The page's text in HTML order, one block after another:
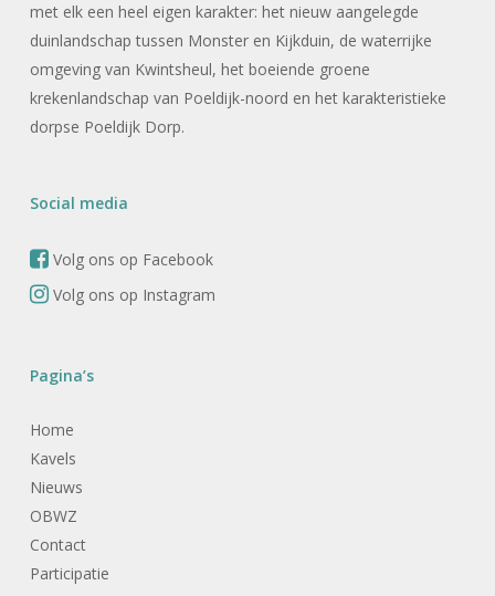
met elk een heel eigen karakter: het nieuw aangelegde
duinlandschap tussen Monster en Kijkduin, de waterrijke
omgeving van Kwintsheul, het boeiende groene
krekenlandschap van Poeldijk-noord en het karakteristieke
dorpse Poeldijk Dorp.
Social media
Volg ons op Facebook
Volg ons op Instagram
Pagina’s
Home
Kavels
Nieuws
OBWZ
Contact
Participatie